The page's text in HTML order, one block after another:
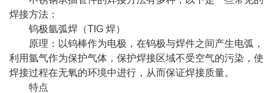
焊接方法：
钨极氩弧焊（TIG 焊）
原理：以钨棒作为电极，在钨极与焊件之间产生电弧，
利用氩气作为保护气体，保护焊接区域不受空气的污染，使
焊接过程在无氧的环境中进行，从而保证焊接质量。
特点